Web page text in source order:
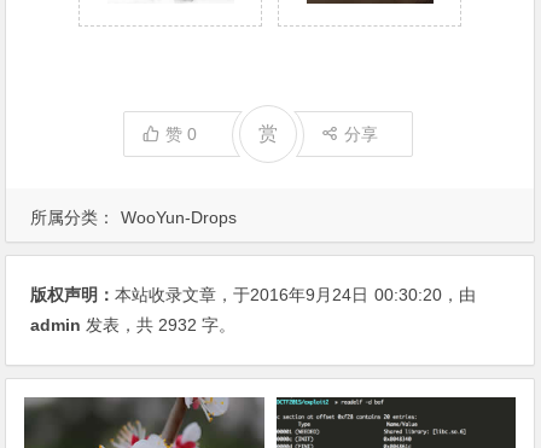
所属分类： WooYun-Drops
赞0 赏 分享
版权声明：本站收录文章，于2016年9月24日 00:30:20 ，由
admin 发表，共 2932 字。